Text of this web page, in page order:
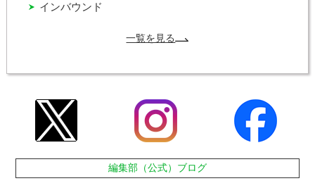
インバウンド
一覧を見る
編集部（公式）ブログ